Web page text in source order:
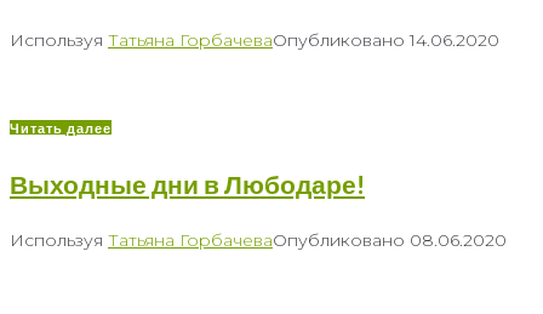
Используя Татьяна ГорбачеваОпубликовано14.06.2020
Читать далее
Выходные дни в Любодаре!
Используя Татьяна ГорбачеваОпубликовано 08.06.2020